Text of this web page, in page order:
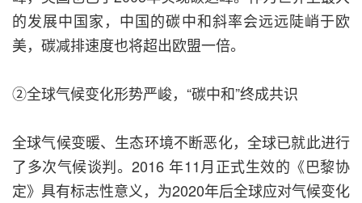
的发展中国家，中国的碳中和斜率会远远陡峭于欧
美，碳减排速度也将超出欧盟一倍。
②全球气候变化形势严峻，“碳中和”终成共识
全球气候变暖、生态环境不断恶化，全球已就此进行
了多次气候谈判。2016 年11月正式生效的《巴黎协
定》具有标志性意义，为2020年后全球应对气候变化